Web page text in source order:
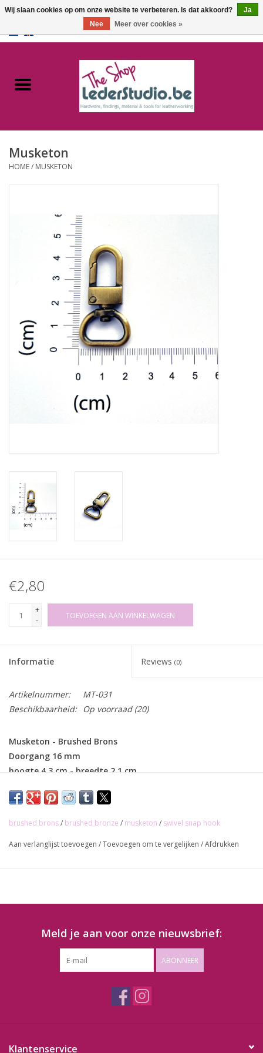
Catalogus
FAQ
Musketon
HOME/ MUSKETON
€2,80
+
-
TOEVOEGEN AAN WINKELWAGEN
Informatie Reviews (0)
Artikelnummer:
MT-031
Beschikbaarheid:
Op voorraad(20)
Musketon - Brushed Brons
Doorgang 16 mm
hoogte 4,3 cm - breedte 2,1 cm
brushed brons/ brushed bronze / musketon / swivel snap hook
Aan verlanglijst toevoegen /Toevoegen om te vergelijken /Afdrukken
Meld je aan voor onze nieuwsbrief:
ABONNEER
Klantenservice
Wij slaan cookies op om onze website te verbeteren. Is dat akkoord?
Ja
Nee
Meer over cookies »